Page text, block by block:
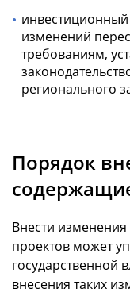
изменений
требованиям,
регионального
Порядок
Внести
проектов может
государственной
внесения таких